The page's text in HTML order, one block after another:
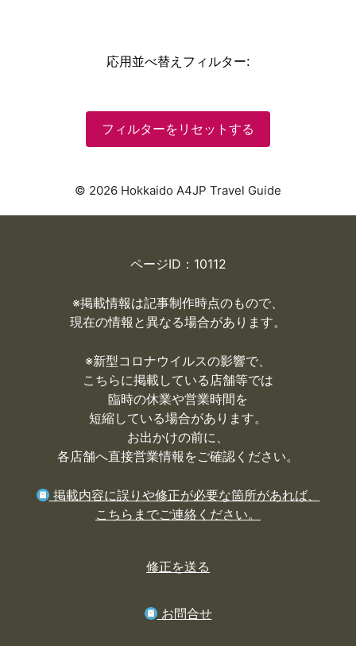
応用並べ替えフィルター:
フィルターをリセットする
© 2026 Hokkaido A4JP Travel Guide
ページID：10112
※掲載情報は記事制作時点のもので、
現在の情報と異なる場合があります。
※新型コロナウイルスの影響で、
こちらに掲載している店舗等では
臨時の休業や営業時間を
短縮している場合があります。
お出かけの前に、
各店舗へ直接営業情報をご確認ください。
掲載内容に誤りや修正が必要な箇所があれば、
こちらまでご連絡ください。
修正を送る
お問合せ